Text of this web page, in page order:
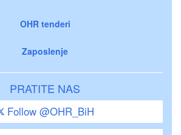
OHR tenderi
Zaposlenje
PRATITE NAS
Follow @OHR_BiH